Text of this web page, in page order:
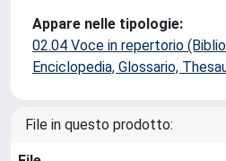
Appare nelle tipologie:
02.04 Voce in repertorio
Enciclopedia, Glossario,
File in questo prodotto: